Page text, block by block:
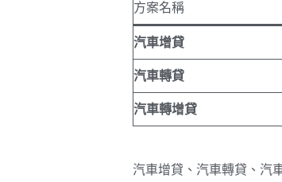
方案名稱
汽車增貸
汽車轉貸
汽車轉增貸
汽車增貸、汽車轉貸、汽